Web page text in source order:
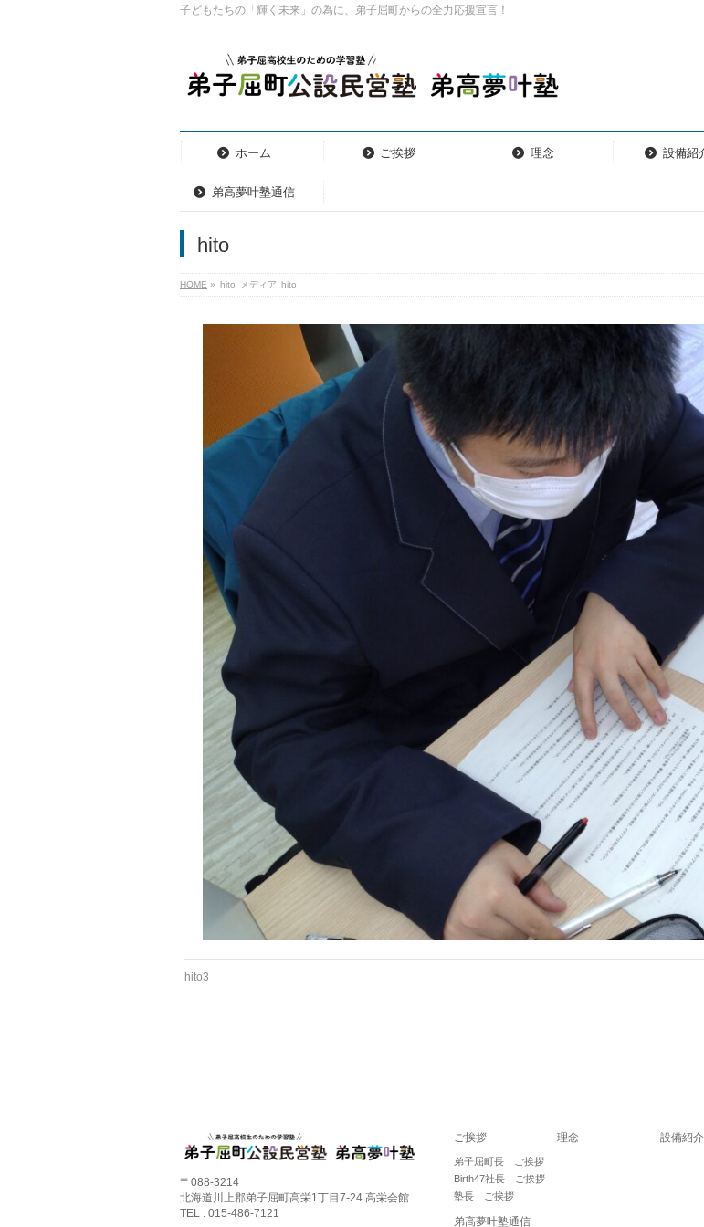
子どもたちの「輝く未来」の為に、弟子屈町からの全力応援宣言！
ホーム ご挨拶 理念 設備紹
弟高夢叶塾通信
hito
HOME » hito メディア hito
hito3
〒088-3214
北海道川上郡弟子屈町高栄1丁目7-24 高栄会館
TEL : 015-486-7121
ご挨拶
弟子屈町長 ご挨拶
Birth47社長 ご挨拶
塾長 ご挨拶
理念 設備紹介
弟高夢叶塾通信